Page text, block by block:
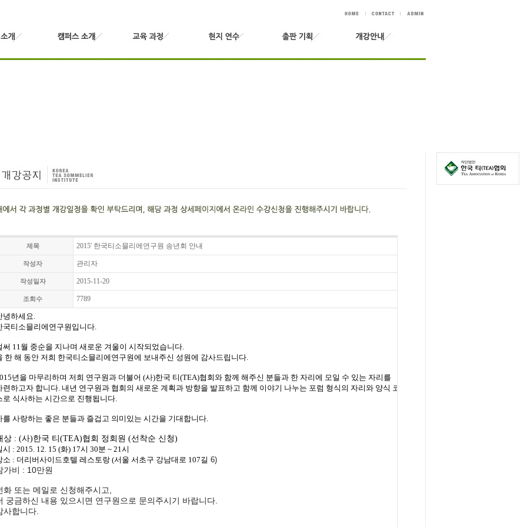
제목 2015' 한국티소믈리에연구원 송년회 안내
작성자 관리자
작성일자 2015-11-20
조회수 7789
녕하세요.
국티소믈리에연구원입니다.
써 11월 중순을 지나며 새로운 겨울이 시작되었습니다.
한 해 동안 저희 한국티소믈리에연구원에 보내주신 성원에 감사드립니다.
년을 마무리하며 저희 연구원과 더불어 (사)한국 티(TEA)협회와 함께 해주신 분들과 한 자리에 모일 수 있는 자리를
련하고자 합니다. 내년 연구원과 협회의 새로운 계획과 방향을 발표하고 함께 이야기 나누는 포럼 형식의 자리와 양식 코
로 식사하는 시간으로 진행됩니다.
를 사랑하는 좋은 분들과 즐겁고 의미있는 시간을 기대합니다.
상 : (사)한국 티(TEA)협회 정회원 (선착순 신청)
시 : 2015. 12. 15 (화) 17시 30분 ~ 21시
소 : 더리버사이드호텔 레스토랑 (서울 서초구 강남대로 107길 6)
가비 : 10만원
화 또는 메일로 신청해주시고,
궁금하신 내용 있으시면 연구원으로 문의주시기 바랍니다.
사합니다.